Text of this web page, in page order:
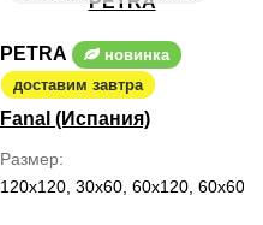
PETRA
новинка
доставим завтра
Fanal (Испания)
Размер
120x120, 30x60, 60x120, 60x60,